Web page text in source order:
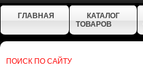
ГЛАВНАЯ
КАТАЛОГ
ТОВАРОВ
ПОИСК ПО САЙТУ